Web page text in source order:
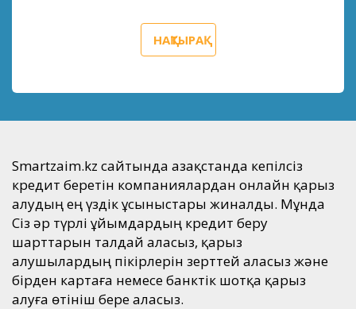
НАҚТЫРАҚ
Smartzaim.kz сайтында Қазақстанда кепілсіз
кредит беретін компаниялардан онлайн қарыз
алудың ең үздік ұсыныстары жиналды. Мұнда
Сіз әр түрлі ұйымдардың кредит беру
шарттарын талдай аласыз, қарыз
алушылардың пікірлерін зерттей аласыз және
бірден картаға немесе банктік шотқа қарыз
алуға өтініш бере аласыз.